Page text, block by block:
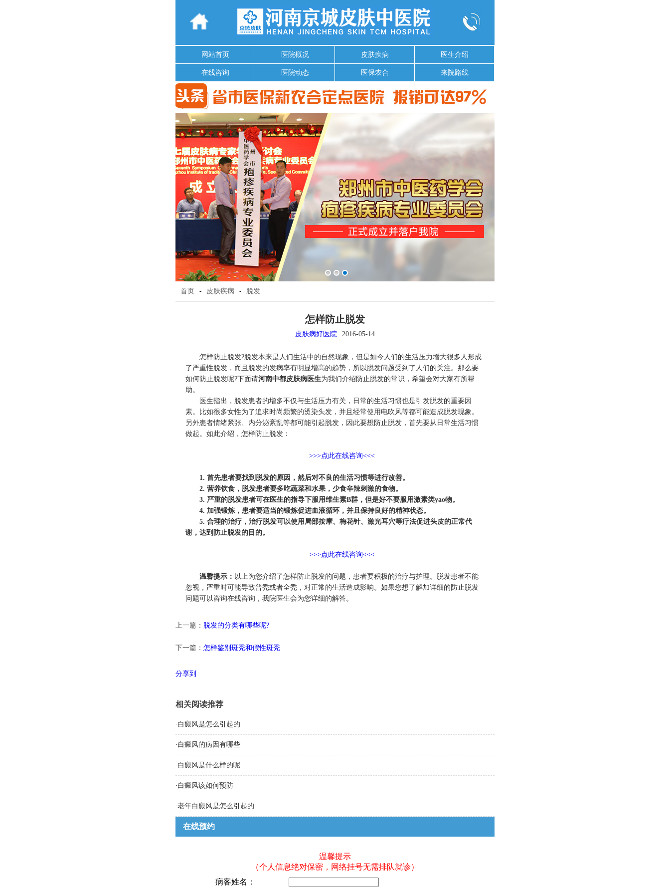
网站首页 医院概况 皮肤疾病 医生介绍
在线咨询 医院动态 医保农合 来院路线
首页 - 皮肤疾病 - 脱发
怎样防止脱发
皮肤病好医院 2016-05-14
怎样防止脱发?脱发本来是人们生活中的自然现象，但是如今人们的生活压力增大很多人形成
了严重性脱发，而且脱发的发病率有明显增高的趋势，所以脱发问题受到了人们的关注。那么要
如何防止脱发呢?下面请河南中都皮肤病医生为我们介绍防止脱发的常识，希望会对大家有所帮
助。
医生指出，脱发患者的增多不仅与生活压力有关，日常的生活习惯也是引发脱发的重要因
素。比如很多女性为了追求时尚频繁的烫染头发，并且经常使用电吹风等都可能造成脱发现象。
另外患者情绪紧张、内分泌紊乱等都可能引起脱发，因此要想防止脱发，首先要从日常生活习惯
做起。如此介绍，怎样防止脱发：
>>>点此在线咨询<<<
1. 首先患者要找到脱发的原因，然后对不良的生活习惯等进行改善。
2. 营养饮食，脱发患者要多吃蔬菜和水果，少食辛辣刺激的食物。
3. 严重的脱发患者可在医生的指导下服用维生素B群，但是好不要服用激素类yao物。
4. 加强锻炼，患者要适当的锻炼促进血液循环，并且保持良好的精神状态。
5. 合理的治疗，治疗脱发可以使用局部按摩、梅花针、激光耳穴等疗法促进头皮的正常代
谢，达到防止脱发的目的。
>>>点此在线咨询<<<
温馨提示： 以上为您介绍了怎样防止脱发的问题，患者要积极的治疗与护理。脱发患者不能
忽视，严重时可能导致普秃或者全秃，对正常的生活造成影响。如果您想了解加详细的防止脱发
问题可以咨询在线咨询，我院医生会为您详细的解答。
上一篇： 脱发的分类有哪些呢?
下一篇： 怎样鉴别斑秃和假性斑秃
分享到
相关阅读推荐
·白癜风是怎么引起的
·白癜风的病因有哪些
·白癜风是什么样的呢
·白癜风该如何预防
·老年白癜风是怎么引起的
在线预约
温馨提示
（个人信息绝对保密，网络挂号无需排队就诊）
病客姓名：